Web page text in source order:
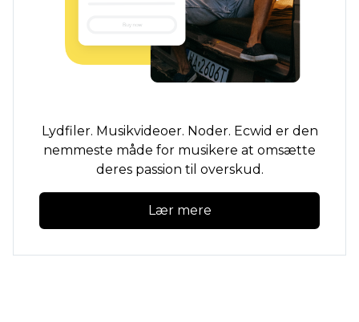
Lydfiler. Musikvideoer. Noder. Ecwid er den
nemmeste måde for musikere at omsætte
deres passion til overskud.
Lær mere